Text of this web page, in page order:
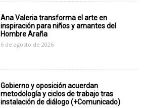
Ana Valeria transforma el arte en
inspiración para niños y amantes del
Hombre Araña
6 de agosto de 2026
Gobierno y oposición acuerdan
metodología y ciclos de trabajo tras
instalación de diálogo (+Comunicado)